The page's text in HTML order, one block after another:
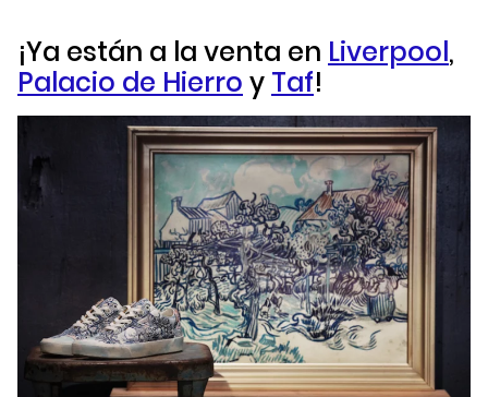
¡Ya están a la venta en Liverpool,
Palacio de Hierro y Taf!